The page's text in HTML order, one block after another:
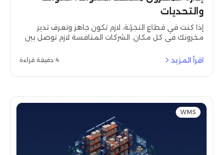
والتحديات
إذا كنت في قطاع التجزئة، لازم تكون جاهز وتعرف تدير
مخزونك في كل مكان. الشركات المنافسة لازم توصل بين
فورية ودقيقة وقابلة للتنفيذ للمخزون.
اقرأ المزيد
WMS